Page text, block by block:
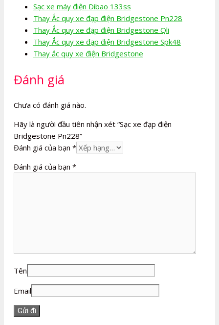
Sạc xe máy điện Dibao 133ss
Thay Ắc quy xe đạp điện Bridgestone Pn228
Thay Ắc quy xe đạp điện Bridgestone Qli
Thay Ắc quy xe đạp điện Bridgestone Spk48
Thay ắc quy xe điện Bridgestone
Đánh giá
Chưa có đánh giá nào.
Hãy là người đầu tiên nhận xét “Sạc xe đạp điện
Bridgestone Pn228”
Đánh giá của bạn *
Đánh giá của bạn *
Tên
Email